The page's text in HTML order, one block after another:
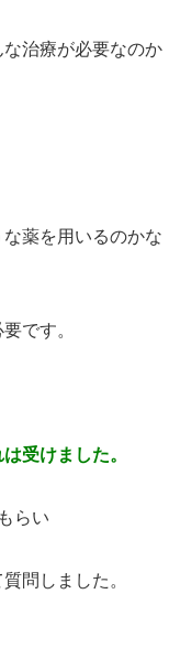
治療が必要なのか
薬を用いるのかな
です。
受けました。
らい
問しました。